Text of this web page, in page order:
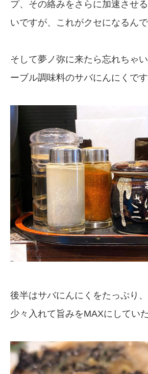
プ、その絡みをさらに加速させ
いですが、これがクセになるんで
そして夢ノ弥に来たら忘れちゃ
ーブル調味料のサバにんにくです
後半はサバにんにくをたっぷり
少々入れて旨みをMAXにしてい